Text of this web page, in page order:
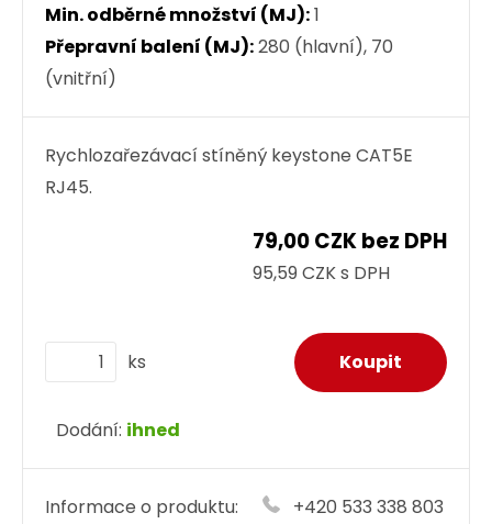
Min. odběrné množství (MJ):1
Přepravní balení (MJ):280 (hlavní), 70
(vnitřní)
Rychlozařezávací stíněný keystone CAT5E
RJ45.
79,00 CZK bez DPH
95,59 CZK s DPH
ks
Dodání: ihned
Informace o produktu:
+420 533 338 803